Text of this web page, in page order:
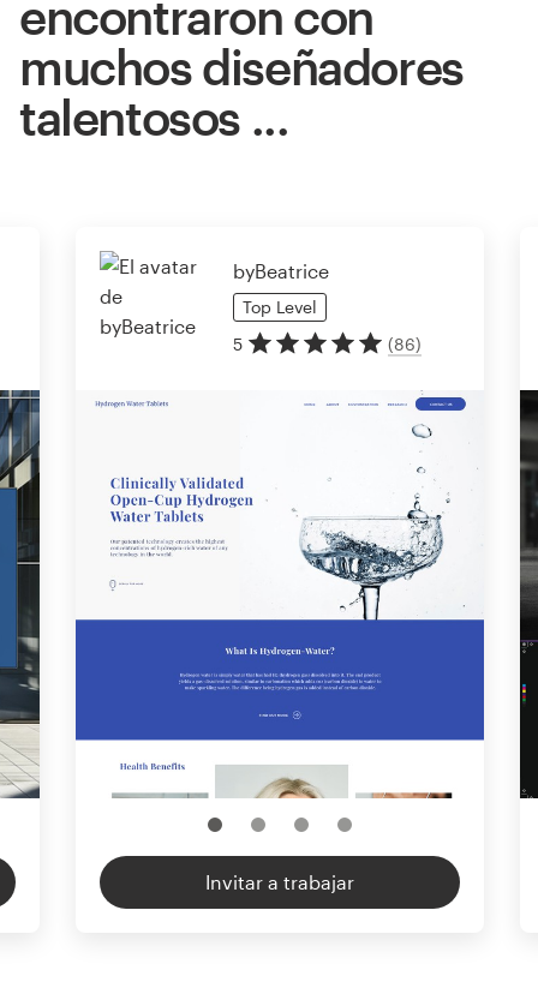
encontraron con
muchos diseñadores
talentosos ...
byBeatrice
Top Level
5
(86)
Invitar a trabajar